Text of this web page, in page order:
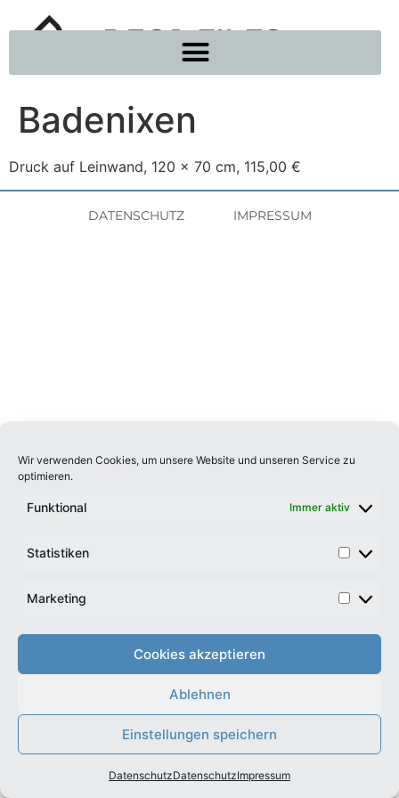
Wir verwenden Cookies, um unsere Website und unseren Service zu
optimieren.
Funktional Immer aktiv
Statistiken
Marketing
Cookies akzeptieren
Ablehnen
Einstellungen speichern
DatenschutzDatenschutzImpressum
Badenixen
Druck auf Leinwand, 120 x 70 cm, 115,00 €
DATENSCHUTZ IMPRESSUM